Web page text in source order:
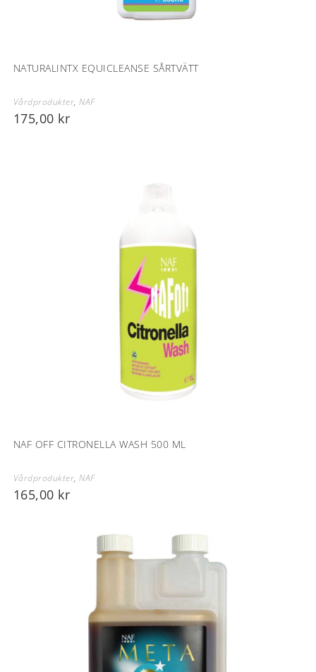
NATURALINTX EQUICLEANSE SÅRTVÄTT
Vårdprodukter,NAF
175,00 kr
NAF OFF CITRONELLA WASH 500 ML
Vårdprodukter,NAF
165,00 kr